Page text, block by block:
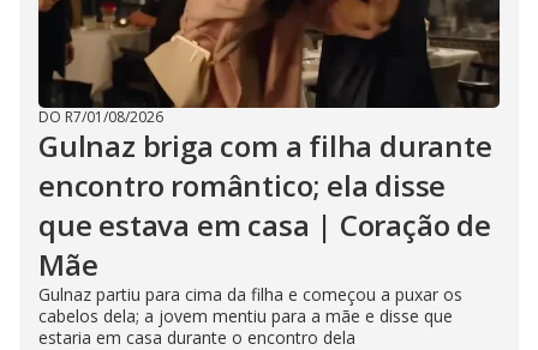
DO R7/01/08/2026
Gulnaz briga com a filha durante
encontro romântico; ela disse
que estava em casa | Coração de
Mãe
Gulnaz partiu para cima da filha e começou a puxar os
cabelos dela; a jovem mentiu para a mãe e disse que
estaria em casa durante o encontro dela